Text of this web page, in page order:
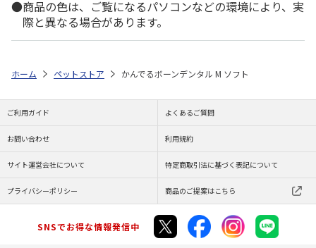
商品の色は、ご覧になるパソコンなどの環境により、実
際と異なる場合があります。
ホーム ペットストア かんでるボーンデンタル M ソフト
ご利用ガイド よくあるご質問
お問い合わせ 利用規約
サイト運営会社について 特定商取引法に基づく表記について
プライバシーポリシー 商品のご提案はこちら
SNSでお得な情報発信中